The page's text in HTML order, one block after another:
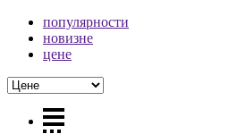
популярности
новизне
цене